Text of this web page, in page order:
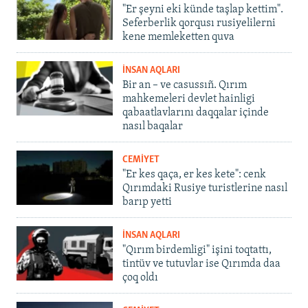
"Er şeyni eki künde taşlap kettim".
Seferberlik qorqusı rusiyelilerni
kene memleketten quva
İNSAN AQLARI
Bir an – ve casussıñ. Qırım
mahkemeleri devlet hainligi
qabaatlavlarını daqqalar içinde
nasıl baqalar
CEMİYET
"Er kes qaça, er kes kete": cenk
Qırımdaki Rusiye turistlerine nasıl
barıp yetti
İNSAN AQLARI
"Qırım birdemligi" işini toqtattı,
tintüv ve tutuvlar ise Qırımda daa
çoq oldı